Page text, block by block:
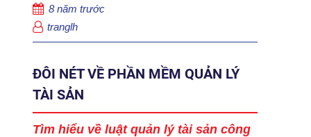
8 năm trước
tranglh
ĐÔI NÉT VỀ PHẦN MỀM QUẢN LÝ
TÀI SẢN
Tìm hiểu về luật quản lý tài sản công